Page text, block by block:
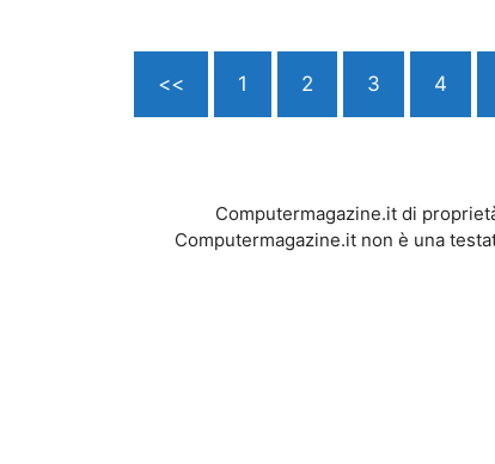
<< 1 2 3 4
Computermagazine.it di
Computermagazine.it non è una